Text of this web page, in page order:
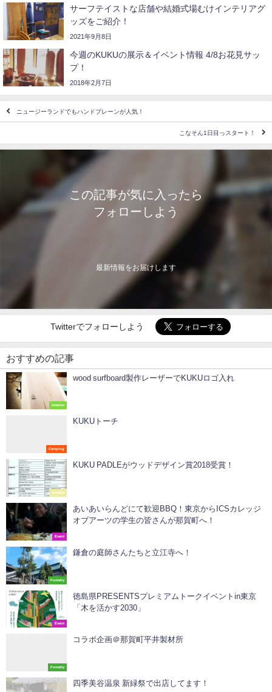
サーフテイストな店舗や結婚式場むけインテリアグ
ッズをご紹介！
2021年9月8日
今週のKUKUの展示＆イベント情報 4/8お花見サッ
プ！
2018年2月7日
ニュージーランドでもハンドプレーンが人気！
こなそん1日目っスタート！
この記事が気に入ったら
フォローしよう
最新情報をお届けします
Twitterでフォローしよう
おすすめの記事
Interior
wood surfboard製作レーザーでKUKUロゴ入れ
Camping
KUKUトーチ
Awards
KUKU PADLEがウッドデザイン賞2018受賞！
Event
あいあいらんどにて歓迎BBQ！東京からICSカレッジ
オブアーツの学生の皆さんが那賀町へ！
Forestry
鎌倉の庭師さんたちと立江寺へ！
Event
徳島県PRESENTSプレミアムトークイベントin東京
「木を活かす2030」
Forestry
コラボ企画＠那賀町平井製材所
四季美谷温泉 新緑祭で出店してます！